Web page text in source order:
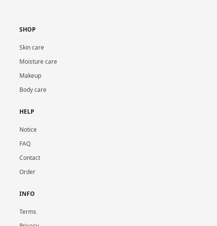
SHOP
Skin care
Moisture care
Makeup
Body care
HELP
Notice
FAQ
Contact
Order
INFO
Terms